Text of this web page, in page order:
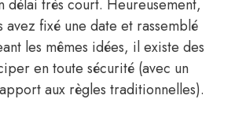
délai très court. Heureusement,
avez fixé une date et rassemblé
les mêmes idées, il existe des
en toute sécurité (avec un
aux règles traditionnelles).